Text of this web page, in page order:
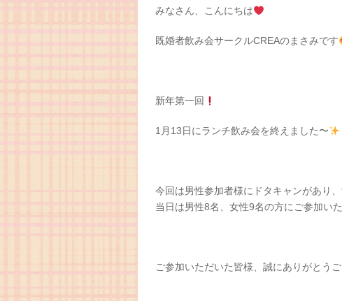
みなさん、こんにちは
既婚者飲み会サークルCREAのまさみです
新年第一回
1月13日にランチ飲み会を終えました〜
今回は男性参加者様にドタキャンがあり、
当日は男性8名、女性9名の方にご参加い
ご参加いただいた皆様、誠にありがとう